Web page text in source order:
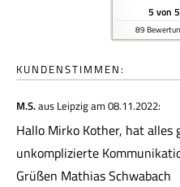
5 von 5
89
KUNDENSTIMMEN:
M.S.aus Leipzigam 08.11.2022:
Hallo Mirko Kother, hat alles
unkomplizierte
Grüßen Mathias Schwabach